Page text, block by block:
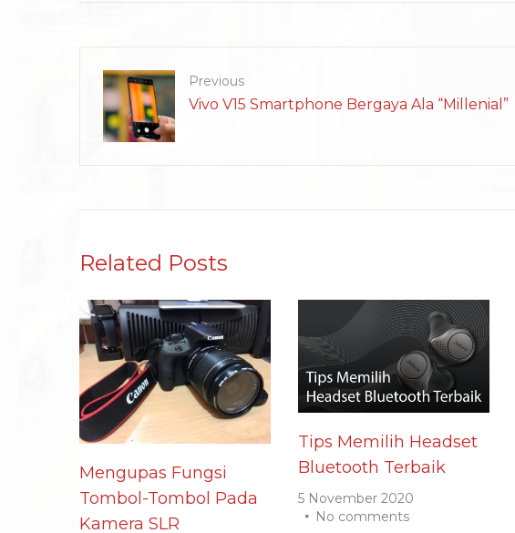
Previous
Vivo V15 Smartphone Bergaya Ala “Millenial”
Related Posts
Mengupas Fungsi
Tombol-Tombol Pada
Kamera SLR
Tips Memilih Headset
Bluetooth Terbaik
5 November 2020
No comments